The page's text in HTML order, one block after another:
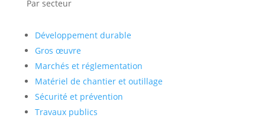
Par secteur
Développement durable
Gros œuvre
Marchés et réglementation
Matériel de chantier et outillage
Sécurité et prévention
Travaux publics